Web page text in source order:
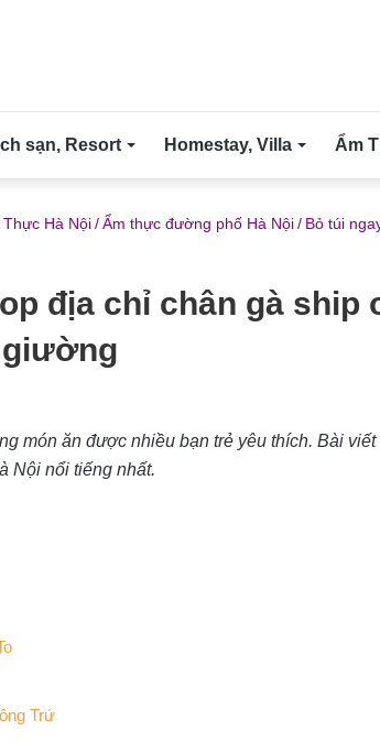
sạn, Resort Homestay, Villa Ẩm
Thực Hà Nội/Ẩm thực đường phố Hà Nội/ Bỏ túi
địa chỉ chân gà ship
món ăn được nhiều bạn trẻ yêu thích. Bài
Nội nổi tiếng nhất.
Trứ